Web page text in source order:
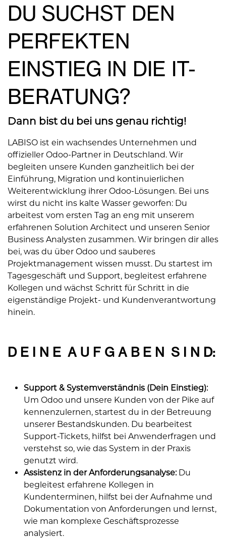
DU SUCHST DEN
PERFEKTEN
EINSTIEG IN DIE IT-
BERATUNG?
Dann bist du bei uns genau richtig!
LABISO ist ein wachsendes Unternehmen und
offizieller Odoo-Partner in Deutschland. Wir
begleiten unsere Kunden ganzheitlich bei der
Einführung, Migration und kontinuierlichen
Weiterentwicklung ihrer Odoo-Lösungen. Bei uns
wirst du nicht ins kalte Wasser geworfen: Du
arbeitest vom ersten Tag an eng mit unserem
erfahrenen Solution Architect und unseren Senior
Business Analysten zusammen. Wir bringen dir alles
bei, was du über Odoo und sauberes
Projektmanagement wissen musst. Du startest im
Tagesgeschäft und Support, begleitest erfahrene
Kollegen und wächst Schritt für Schritt in die
eigenständige Projekt- und Kundenverantwortung
hinein.
D E I N E A U F G A B E N S I N D:
Support & Systemverständnis (Dein Einstieg):
Um Odoo und unsere Kunden von der Pike auf
kennenzulernen, startest du in der Betreuung
unserer Bestandskunden. Du bearbeitest
Support-Tickets, hilfst bei Anwenderfragen und
verstehst so, wie das System in der Praxis
genutzt wird.
Assistenz in der Anforderungsanalyse: Du
begleitest erfahrene Kollegen in
Kundenterminen, hilfst bei der Aufnahme und
Dokumentation von Anforderungen und lernst,
wie man komplexe Geschäftsprozesse
analysiert.